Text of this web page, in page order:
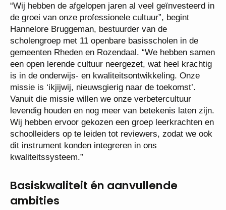
“Wij hebben de afgelopen jaren al veel geïnvesteerd in
de groei van onze professionele cultuur”, begint
Hannelore Bruggeman, bestuurder van de
scholengroep met 11 openbare basisscholen in de
gemeenten Rheden en Rozendaal. “We hebben samen
een open lerende cultuur neergezet, wat heel krachtig
is in de onderwijs- en kwaliteitsontwikkeling. Onze
missie is ‘ikjijwij, nieuwsgierig naar de toekomst’.
Vanuit die missie willen we onze verbetercultuur
levendig houden en nog meer van betekenis laten zijn.
Wij hebben ervoor gekozen een groep leerkrachten en
schoolleiders op te leiden tot reviewers, zodat we ook
dit instrument konden integreren in ons
kwaliteitssysteem.”
Basiskwaliteit én aanvullende
ambities